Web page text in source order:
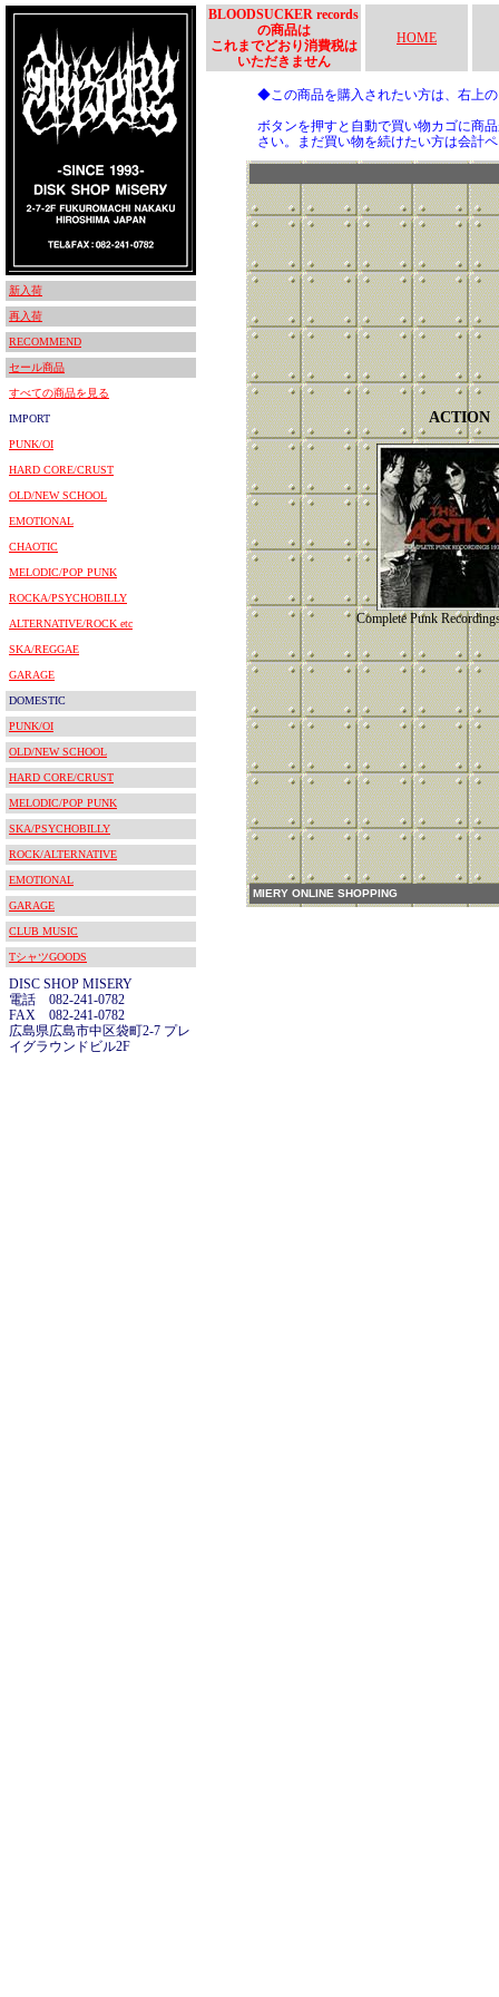
新入荷
再入荷
RECOMMEND
セール商品
すべての商品を見る
IMPORT
PUNK/OI
HARD CORE/CRUST
OLD/NEW SCHOOL
EMOTIONAL
CHAOTIC
MELODIC/POP PUNK
ROCKA/PSYCHOBILLY
ALTERNATIVE/ROCK etc
SKA/REGGAE
GARAGE
DOMESTIC
PUNK/OI
OLD/NEW SCHOOL
HARD CORE/CRUST
MELODIC/POP PUNK
SKA/PSYCHOBILLY
ROCK/ALTERNATIVE
EMOTIONAL
GARAGE
CLUB MUSIC
TシャツGOODS
DISC SHOP MISERY
電話 082-241-0782
FAX 082-241-0782
広島県広島市中区袋町2-7 プレ
イグラウンドビル2F
BLOODSUCKER records
の商品は
これまでどおり消費税は
いただきません
HOME
◆この商品を購入されたい方は、右上
ボタンを押すと自動で買い物カゴに商
さい。まだ買い物を続けたい方は会計
ACTION
Complete Punk
MIERY ONLINE SHOPPING